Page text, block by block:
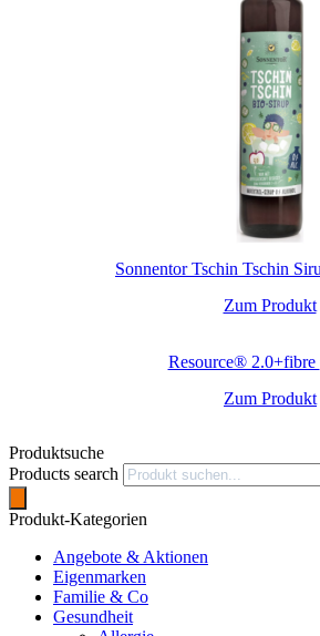
Sonnentor Tschin Tschin
Zum Produkt
Resource® 2.0+fibre
Zum Produkt
Produktsuche
Products search
Produkt-Kategorien
Angebote & Aktionen
Eigenmarken
Familie & Co
Gesundheit